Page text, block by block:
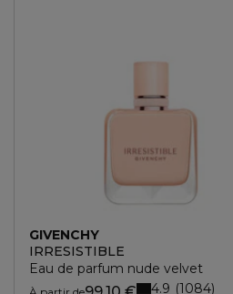
GIVENCHY
IRRESISTIBLE
Eau de parfum nude velvet
4.9 1084